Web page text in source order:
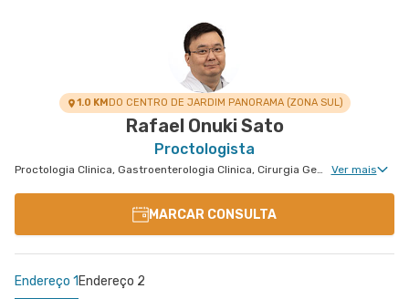
Rua Doutor Alceu de Campos Rodrigues nr. 229
Conj. 807 8º Andar - Vila Nova Conceicao, Sao
Rua Cubatao nr. 86 Com 1502 - Vila Mariana, Sao
1.0 KMDO CENTRO DE JARDIM PANORAMA (ZONA SUL)
Rafael Onuki Sato
Proctologista
Proctologia Clinica, Gastroenterologia Clinica, Cirurgia Geral, Cirurgia do Aparelho Digestivo, Cirurgia Oncologia do Peritônio, Cirurgia Oncológica Ginecológica, Cirurgia Oncológica, Cirurgia Oncológica do Aparelho Digestivo Ver mais
MARCAR CONSULTA
Endereço 1 Endereço 2